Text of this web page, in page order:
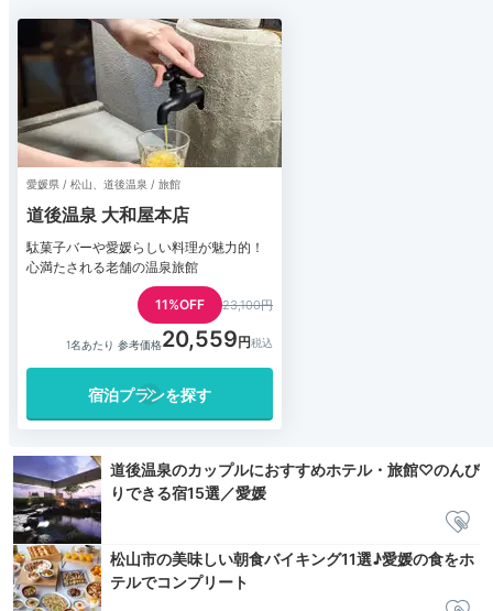
愛媛県 / 松山、道後温泉 / 旅館
道後温泉 大和屋本店
駄菓子バーや愛媛らしい料理が魅力的！
心満たされる老舗の温泉旅館
11%OFF 23,100円
1名あたり 参考価格20,559
宿泊プランを探す
道後温泉のカップルにおすすめホテル・旅館♡のんび
りできる宿15選／愛媛
松山市の美味しい朝食バイキング11選♪愛媛の食をホ
テルでコンプリート